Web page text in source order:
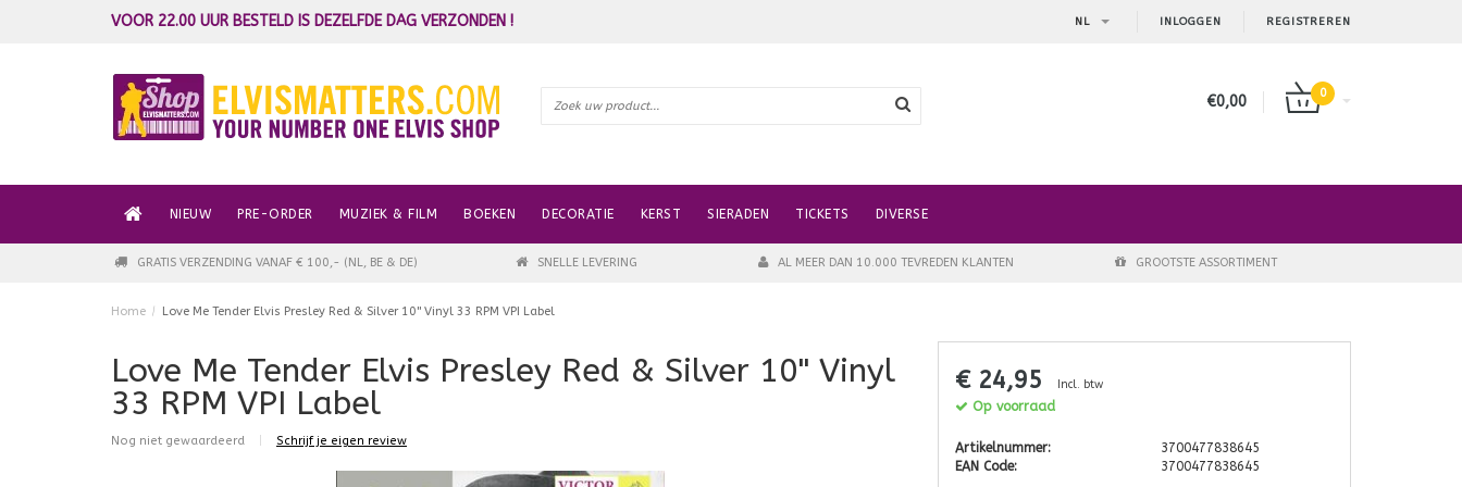
INLOGGEN REGISTREREN
NL
VOOR 22.00 UUR BESTELD IS DEZELFDE DAG VERZONDEN !
€0,00 0
NIEUW PRE-ORDER MUZIEK & FILM BOEKEN DECORATIE KERST SIERADEN TICKETS DIVERSE
GRATIS VERZENDING VANAF € 100,- (NL, BE & DE) SNELLE LEVERING AL MEER DAN 10.000 TEVREDEN KLANTEN GROOTSTE ASSORTIMENT
Home / Love Me Tender Elvis Presley Red & Silver 10" Vinyl 33 RPM VPI Label
Love Me Tender Elvis Presley Red & Silver 10" Vinyl
33 RPM VPI Label
Nog niet gewaardeerd Schrijf je eigen review
€ 24,95 Incl. btw
Op voorraad
Artikelnummer:
3700477838645
EAN Code:
3700477838645